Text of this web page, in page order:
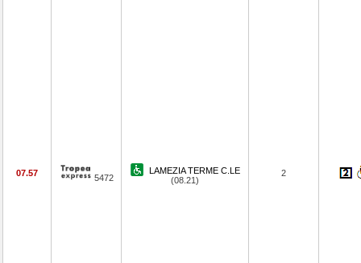
07.57 5472
LAMEZIA TERME C.LE
(08.21)
2